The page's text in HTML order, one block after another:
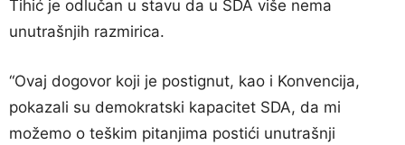
Tihić je odlučan u stavu da u SDA više nema
unutrašnjih razmirica.
“Ovaj dogovor koji je postignut, kao i Konvencija,
pokazali su demokratski kapacitet SDA, da mi
možemo o teškim pitanjima postići unutrašnji